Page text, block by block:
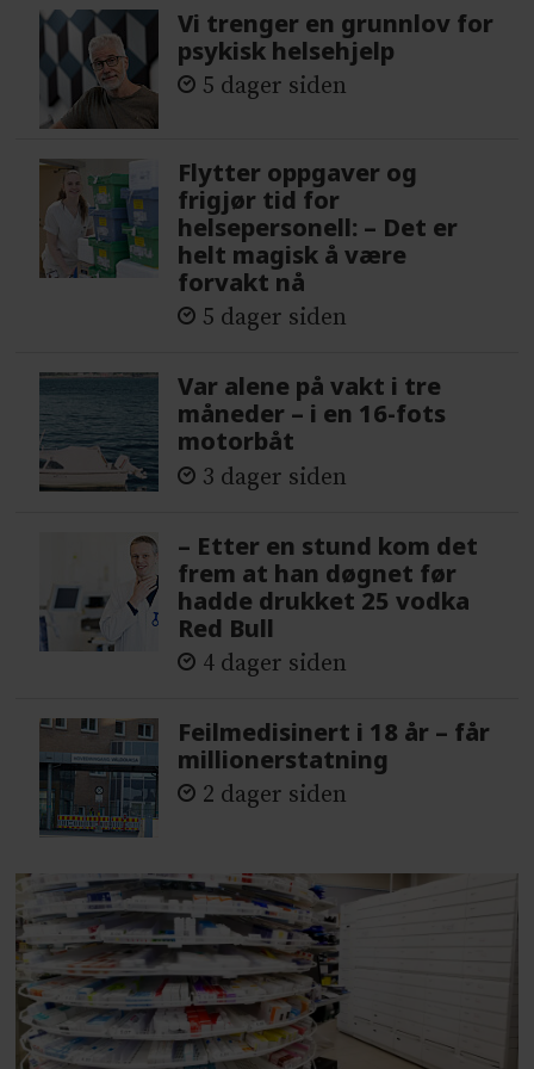
Vi trenger en grunnlov for
psykisk helsehjelp
5 dager siden
Flytter oppgaver og
frigjør tid for
helsepersonell: – Det er
helt magisk å være
forvakt nå
5 dager siden
Var alene på vakt i tre
måneder – i en 16-fots
motorbåt
3 dager siden
– Etter en stund kom det
frem at han døgnet før
hadde drukket 25 vodka
Red Bull
4 dager siden
Feilmedisinert i 18 år – får
millionerstatning
2 dager siden